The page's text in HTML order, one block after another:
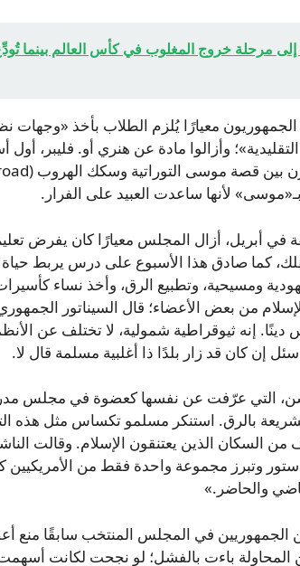
إلى مرحلة خروج المغلوب في كأس العالم بينما
معيارًا يُلزم الطلاب بأخذ «وجهات
التقليدية»؛ وأزالوا مادة عن هنري أو. فليبر،
لأنها ساعدت العبيد على الفرار.
في أبريل، أزال المجلس معيارًا كان يفرض
كما صادق هذا الأسبوع على درس يربط
ومسيحية، وتطبيع الرق، وأخذ نساء
من بعض الأعضاء؛ قال السيناتور
إنه ثيوقراطية شمولية، لا تختلف عن
إن كان قد زار بلدًا ذا أغلبية مسلمة قال لا.
التي عرّفت عن نفسها كعضوة في مجلس
بالرق. استنكر مسلمو تكساس مثل هذه
من السكان الذين يعتنقون الإسلام. وقالت
وتبرز مجموعة واحدة فقط من الأمريكيين
والحاضر.»
في المجلس المنتخب سابقًا منع
المحاولة باءت بالفشل؛ لو نجحت لكانت